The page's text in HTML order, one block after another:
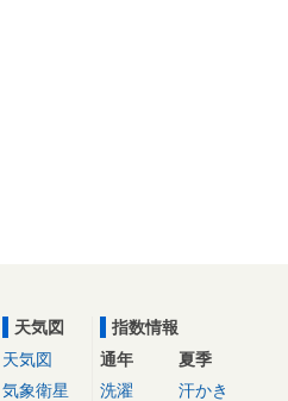
天気図
天気図
気象衛星
指数情報
通年
洗濯
夏季
汗かき